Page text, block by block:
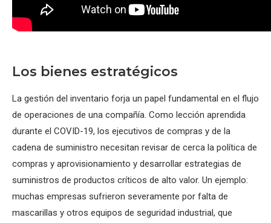
Los bienes estratégicos
La gestión del inventario forja un papel fundamental en el flujo
de operaciones de una compañía. Como lección aprendida
durante el COVID-19, los ejecutivos de compras y de la
cadena de suministro necesitan revisar de cerca la política de
compras y aprovisionamiento y desarrollar estrategias de
suministros de productos críticos de alto valor. Un ejemplo:
muchas empresas sufrieron severamente por falta de
mascarillas y otros equipos de seguridad industrial, que